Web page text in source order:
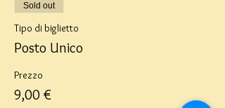
Sold out
Tipo di biglietto
Posto Unico
Prezzo
9,00 €